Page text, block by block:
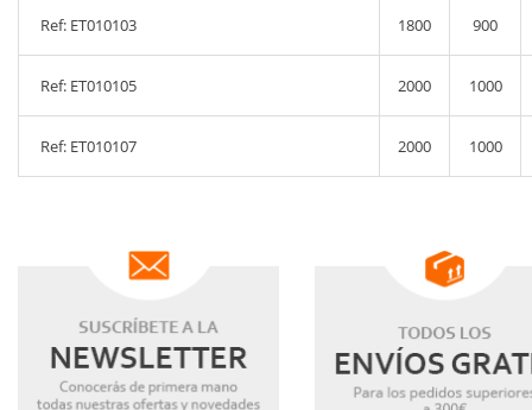
Ref: ET010103 1800 900
Ref: ET010105 2000 1000
Ref: ET010107 2000 1000